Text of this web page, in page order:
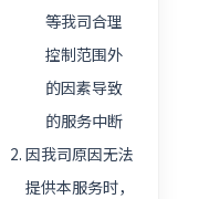
等我司合理
控制范围外
的因素导致
的服务中断
因我司原因无法
提供本服务时，